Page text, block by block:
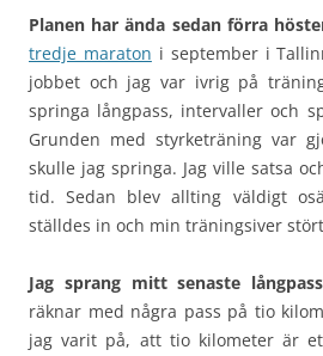
Planen har ända sedan förra
tredje maraton i september i
jobbet och jag var ivrig på
springa långpass, intervaller och
Grunden med styrketräning var
skulle jag springa. Jag ville satsa
tid. Sedan blev allting väldigt
ställdes in och min träningsiver
Jag sprang mitt senaste långpass
räknar med några pass på tio
jag varit på, att tio kilometer är